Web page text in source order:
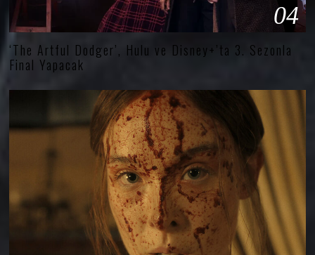
04
‘The Artful Dodger’, Hulu ve Disney+’ta 3. Sezonla
Final Yapacak